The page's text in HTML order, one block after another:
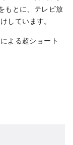
もとに、テレビ放
しています。
よる超ショート